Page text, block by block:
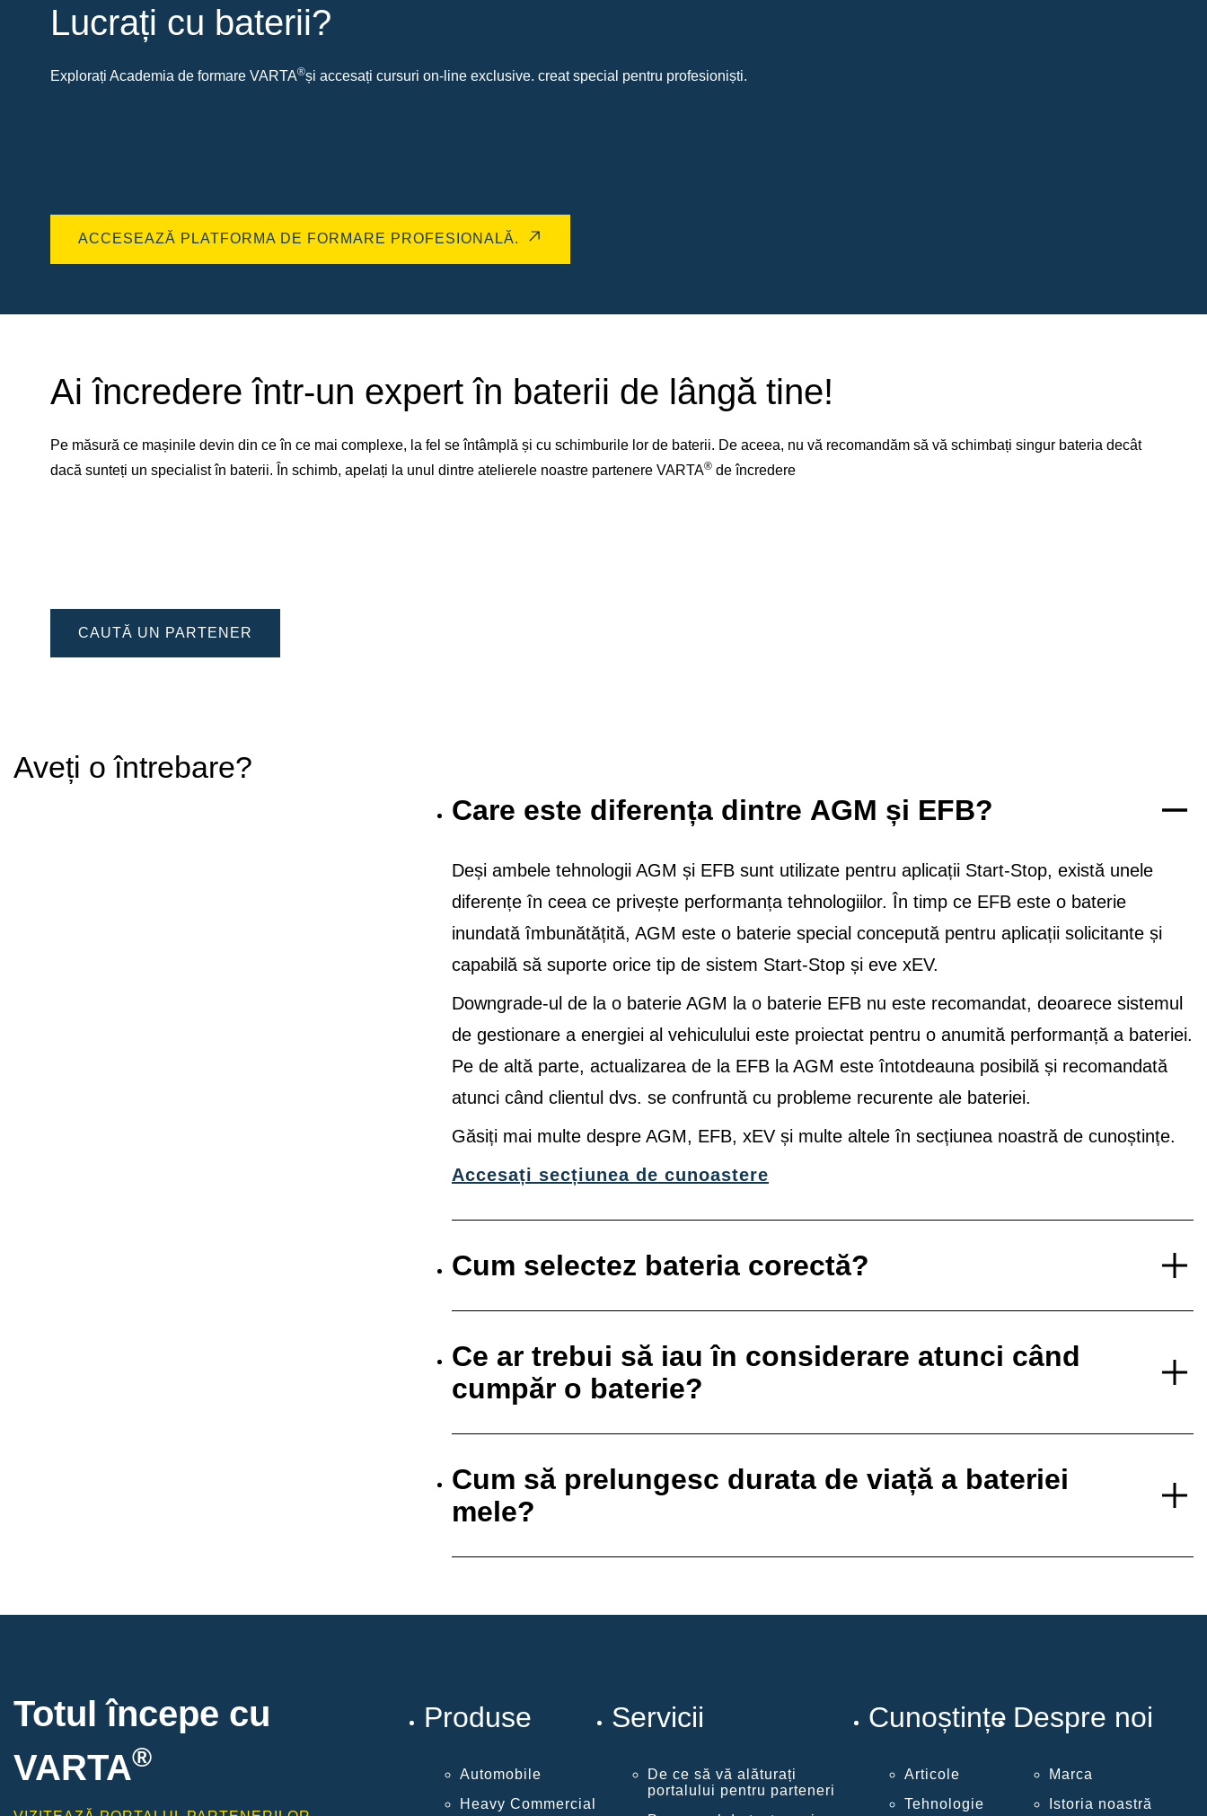
Lucrați cu baterii?
Explorați Academia de formare VARTA®și accesați cursuri on-line exclusive. creat special pentru profesioniști.
ACCESEAZĂ PLATFORMA DE FORMARE PROFESIONALĂ.
Ai încredere într-un expert în baterii de lângă tine!
Pe măsură ce mașinile devin din ce în ce mai complexe, la fel se întâmplă și cu schimburile lor de baterii. De aceea, nu vă recomandăm să vă schimbați singur bateria decât
dacă sunteți un specialist în baterii. În schimb, apelați la unul dintre atelierele noastre partenere VARTA® de încredere
CAUTĂ UN PARTENER
Aveți o întrebare?
Care este diferența dintre AGM și EFB?
Deși ambele tehnologii AGM și EFB sunt utilizate pentru aplicații Start-Stop, există unele
diferențe în ceea ce privește performanța tehnologiilor. În timp ce EFB este o baterie
inundată îmbunătățită, AGM este o baterie special concepută pentru aplicații solicitante și
capabilă să suporte orice tip de sistem Start-Stop și eve xEV.
Downgrade-ul de la o baterie AGM la o baterie EFB nu este recomandat, deoarece sistemul
de gestionare a energiei al vehiculului este proiectat pentru o anumită performanță a bateriei.
Pe de altă parte, actualizarea de la EFB la AGM este întotdeauna posibilă și recomandată
atunci când clientul dvs. se confruntă cu probleme recurente ale bateriei.
Găsiți mai multe despre AGM, EFB, xEV și multe altele în secțiunea noastră de cunoștințe.
Accesați secțiunea de cunoastere
Cum selectez bateria corectă?
Ce ar trebui să iau în considerare atunci când
cumpăr o baterie?
Cum să prelungesc durata de viață a bateriei
mele?
Totul începe cu
VARTA®
Produse
Automobile
Heavy Commercial
Servicii
De ce să vă alăturați
portalului pentru parteneri
Cunoștințe
Articole
Tehnologie
Despre noi
Marca
Istoria noastră